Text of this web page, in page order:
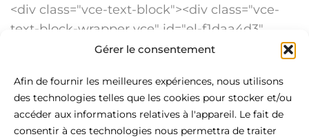
Gérer le consentement
Afin de fournir les meilleures expériences, nous utilisons
des technologies telles que les cookies pour stocker et/ou
accéder aux informations relatives à l'appareil. Le fait de
consentir à ces technologies nous permettra de traiter